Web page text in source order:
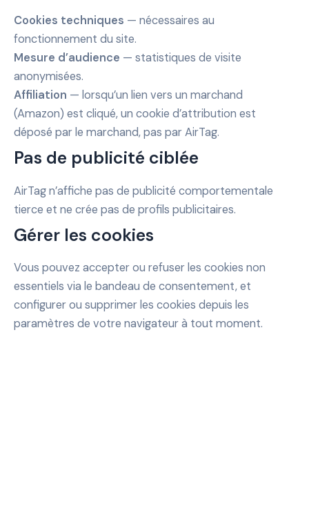
Cookies techniques — nécessaires au
fonctionnement du site.
Mesure d’audience — statistiques de visite
anonymisées.
Affiliation — lorsqu’un lien vers un marchand
(Amazon) est cliqué, un cookie d’attribution est
déposé par le marchand, pas par AirTag.
Pas de publicité ciblée
AirTag n’affiche pas de publicité comportementale
tierce et ne crée pas de profils publicitaires.
Gérer les cookies
Vous pouvez accepter ou refuser les cookies non
essentiels via le bandeau de consentement, et
configurer ou supprimer les cookies depuis les
paramètres de votre navigateur à tout moment.